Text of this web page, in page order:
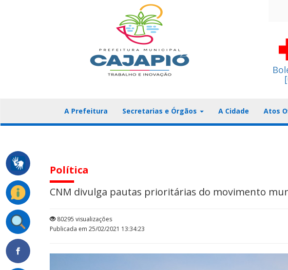
A Prefeitura Secretarias e Órgãos A Cidade Atos
Política
CNM divulga pautas prioritárias do movimento
80295 visualizações
Publicada em 25/02/2021 13:34:23